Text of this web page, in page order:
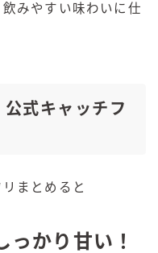
みやすい味わいに仕
式キャッチフ
まとめると
っかり甘い！